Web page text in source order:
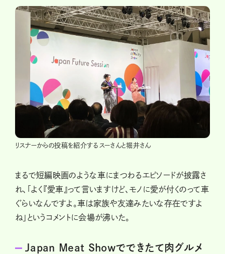
リスナーからの投稿を紹介するスーさんと堀井さん
まるで短編映画のような車にまつわるエピソードが披露さ
れ、「よく『愛車』って言いますけど、モノに愛が付くのって車
ぐらいなんですよ。車は家族や友達みたいな存在ですよ
ね」というコメントに会場が沸いた。
Japan Meat Showでできたて肉グルメ